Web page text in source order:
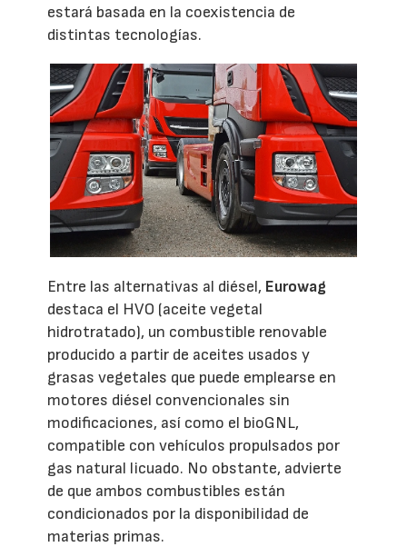
estará basada en la coexistencia de
distintas tecnologías.
Entre las alternativas al diésel, Eurowag
destaca el HVO (aceite vegetal
hidrotratado), un combustible renovable
producido a partir de aceites usados y
grasas vegetales que puede emplearse en
motores diésel convencionales sin
modificaciones, así como el bioGNL,
compatible con vehículos propulsados por
gas natural licuado. No obstante, advierte
de que ambos combustibles están
condicionados por la disponibilidad de
materias primas.